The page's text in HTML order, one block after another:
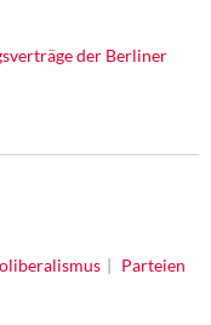
der Berliner
Parteien